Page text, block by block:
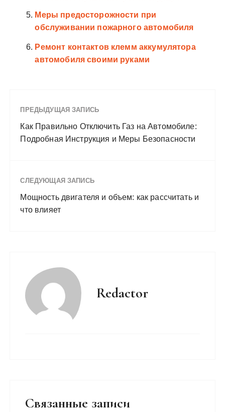
Меры предосторожности при
обслуживании пожарного автомобиля
Ремонт контактов клемм аккумулятора
автомобиля своими руками
ПРЕДЫДУЩАЯ ЗАПИСЬ
Как Правильно Отключить Газ на Автомобиле:
Подробная Инструкция и Меры Безопасности
СЛЕДУЮЩАЯ ЗАПИСЬ
Мощность двигателя и объем: как рассчитать и
что влияет
Redactor
Связанные записи